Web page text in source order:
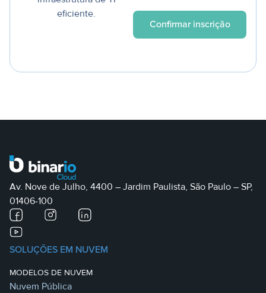
eficiente.
Av. Nove de Julho, 4400 – Jardim Paulista, São Paulo – SP,
01406-100
SOLUÇÕES EM NUVEM
MODELOS DE NUVEM
Nuvem Pública